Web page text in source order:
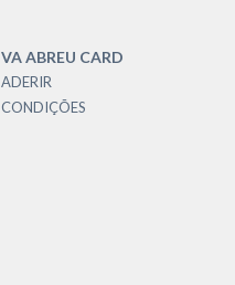
VA ABREU CARD
ADERIR
CONDIÇÕES